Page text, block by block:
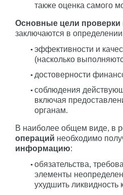
также оценка самого
Основные цели проверки
заключаются в
эффективности и
(насколько
достоверности
соблюдения
включая
органам.
В наиболее общем виде, в
операций необходимо
информацию:
обязательства,
элементы
ухудшить ликвидность